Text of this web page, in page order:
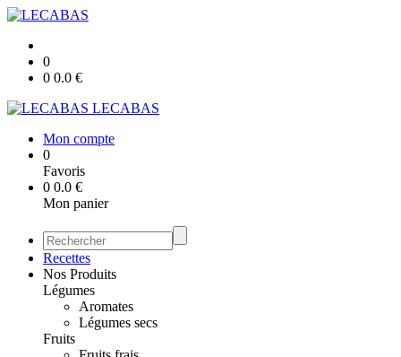
0
0 0.0 €
LECABAS
Mon compte
0
Favoris
0 0.0 €
Mon panier
Recettes
Nos Produits
Légumes
Aromates
Légumes secs
Fruits